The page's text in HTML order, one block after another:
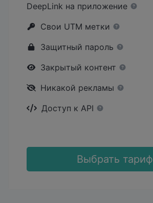
DeepLink на приложение
Свои UTM метки
Защитный пароль
Закрытый контент
Никакой рекламы
Доступ к API
Выбрать тариф